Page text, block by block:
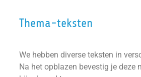
Thema-teksten
We hebben diverse teksten in
Na het opblazen bevestig je deze